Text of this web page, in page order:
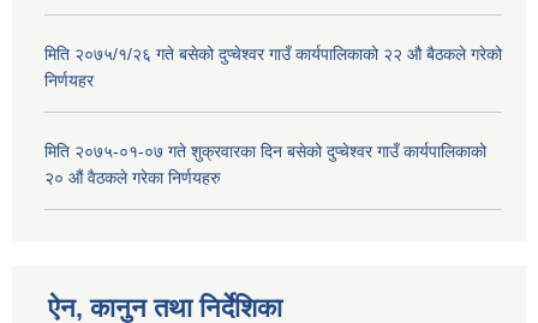
मिति २०७५/१/२६ गते बसेको दुप्चेश्वर गाउँ कार्यपालिकाको २२ औ बैठकले गरेको
निर्णयहर
मिति २०७५-०१-०७ गते शुक्रवारका दिन बसेको दुप्चेश्वर गाउँ कार्यपालिकाको
२० औं वैठकले गरेका निर्णयहरु
ऐन, कानुन तथा निर्देशिका